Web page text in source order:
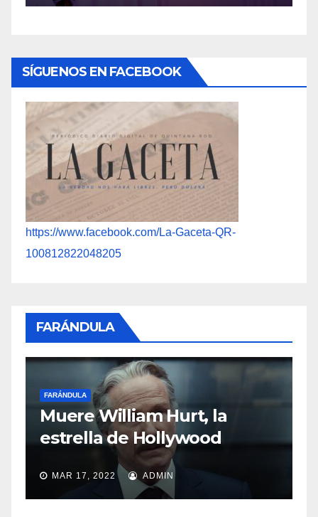
SÍGUENOS EN FACEBOOK
https://www.facebook.com/La-Gaceta-QR-
100812822048205
FARÁNDULA
FARÁNDULA
Muere William Hurt, la
estrella de Hollywood
MAR 17, 2022 ADMIN